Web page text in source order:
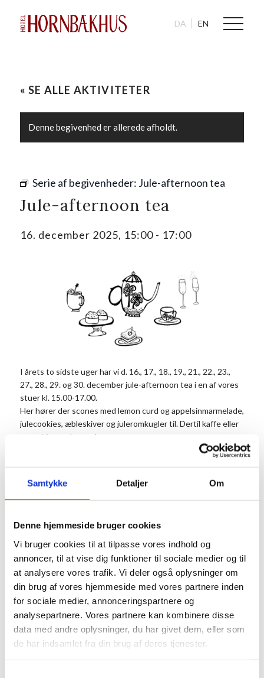
Samtykke Detaljer Om
Denne hjemmeside bruger cookies
Vi bruger cookies til at tilpasse vores indhold og
annoncer, til at vise dig funktioner til sociale medier og til
at analysere vores trafik. Vi deler også oplysninger om
din brug af vores hjemmeside med vores partnere inden
for sociale medier, annonceringspartnere og
analysepartnere. Vores partnere kan kombinere disse
data med andre oplysninger, du har givet dem, eller som
de har indsamlet fra din brug af deres tjenester.
DA EN
« SE ALLE AKTIVITETER
Denne begivenhed er allerede afholdt.
Serie af begivenheder: Jule-afternoon tea
Jule-afternoon tea
16. december 2025, 15:00- 17:00
I årets to sidste uger har vi d. 16., 17., 18., 19., 21., 22., 23.,
27., 28., 29. og 30. december jule-afternoon tea i en af vores
stuer kl. 15.00-17.00.
Her hører der scones med lemon curd og appelsinmarmelade,
julecookies, æbleskiver og juleromkugler til. Dertil kaffe eller
te og hjemmelavet gløgg
Pris: 185 kr. pr. person og bestilles til min. 2 personer.
ved reservation og kan ikke annulleres eller ændres.
igang med bagværket.
Vi kan desværre ikke tage hensyn til allergier.
Info
Dato:
Tilmelding
Prisen er 185 kr. pr.